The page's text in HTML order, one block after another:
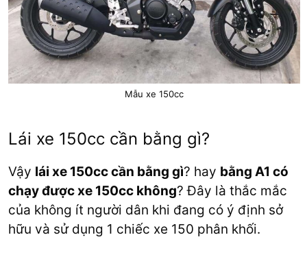
Mẫu xe 150cc
Lái xe 150cc cần bằng gì?
Vậy lái xe 150cc cần bằng gì? hay bằng A1 có
chạy được xe 150cc không? Đây là thắc mắc
của không ít người dân khi đang có ý định sở
hữu và sử dụng 1 chiếc xe 150 phân khối.